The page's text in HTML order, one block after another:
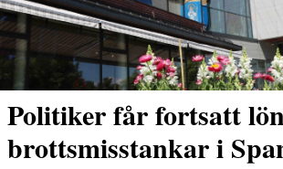
Politiker får fortsatt
brottsmisstankar i